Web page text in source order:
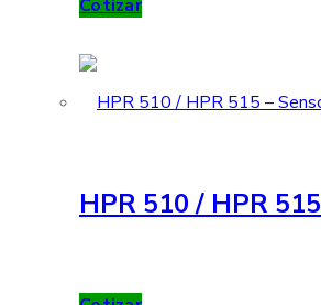
Cotizar
HPR 510 / HPR